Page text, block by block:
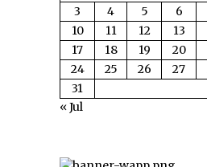
3
4 5 6
10
11 12 13
17
18 19 20
24
25 26 27
31
« Jul